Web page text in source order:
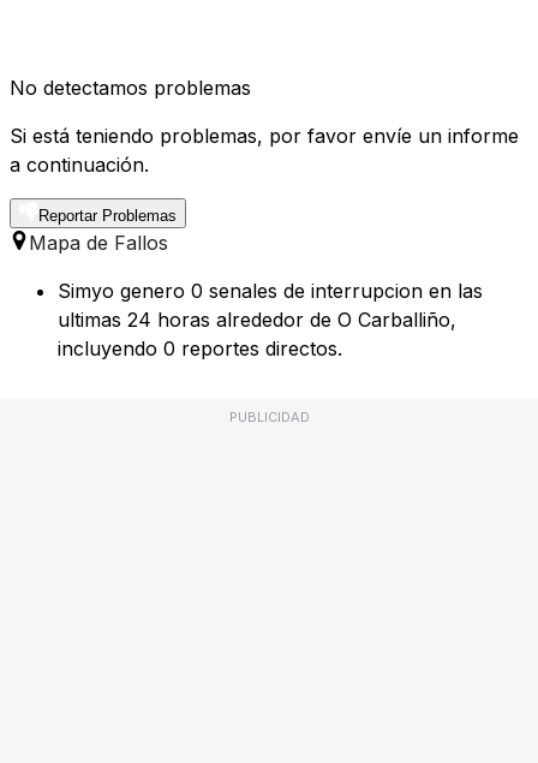
No detectamos problemas
Si está teniendo problemas, por favor envíe un informe
a continuación.
Reportar Problemas
Mapa de Fallos
Simyo genero 0 senales de interrupcion en las
ultimas 24 horas alrededor de O Carballiño,
incluyendo 0 reportes directos.
PUBLICIDAD